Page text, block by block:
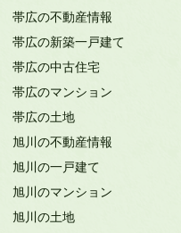
帯広の不動産情報
帯広の新築一戸建て
帯広の中古住宅
帯広のマンション
帯広の土地
旭川の不動産情報
旭川の一戸建て
旭川のマンション
旭川の土地